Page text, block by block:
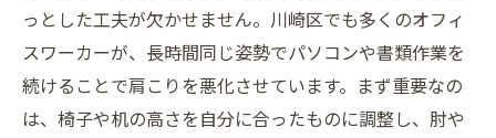
っとした工夫が欠かせません。川崎区でも多くのオフィ
スワーカーが、長時間同じ姿勢でパソコンや書類作業を
続けることで肩こりを悪化させています。まず重要なの
は、椅子や机の高さを自分に合ったものに調整し、肘や